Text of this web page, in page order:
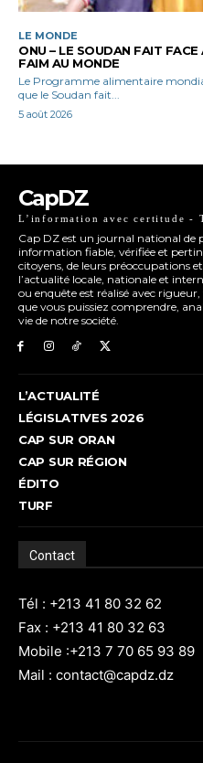
LE MONDE
ONU – LE SOUDAN FAIT
FAIM AU MONDE
Le Programme alimentaire
que le Soudan fait...
5 août 2026
CapDZ
L’information avec certitude -
Cap DZ est un journal national
information fiable, vérifiée et
citoyens, de leurs préoccupations
l’actualité locale, nationale et
ou enquête est réalisé avec
que vous puissiez comprendre,
vie de notre société.
L’ACTUALITÉ
LÉGISLATIVES 2026
CAP SUR ORAN
CAP SUR RÉGION
ÉDITO
TURF
Contact
Tél : +213 41 80 32 62
Fax : +213 41 80 32 63
Mobile :+213 7 70 65 93 89
Mail : contact@capdz.dz